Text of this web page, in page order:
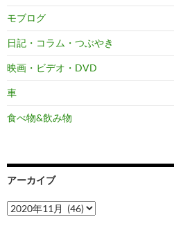
モブログ
日記・コラム・つぶやき
映画・ビデオ・DVD
車
食べ物&飲み物
アーカイブ
ア
ー